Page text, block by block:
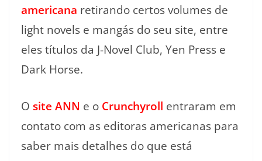
americana retirando certos volumes de
light novels e mangás do seu site, entre
eles títulos da J-Novel Club, Yen Press e
Dark Horse.
O site ANN e o Crunchyroll entraram em
contato com as editoras americanas para
saber mais detalhes do que está